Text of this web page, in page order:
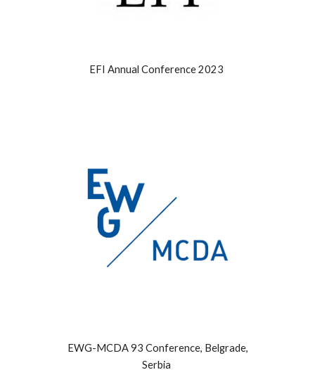
EFI Annual Conference 2023
EWG-MCDA 93 Conference, Belgrade,
Serbia